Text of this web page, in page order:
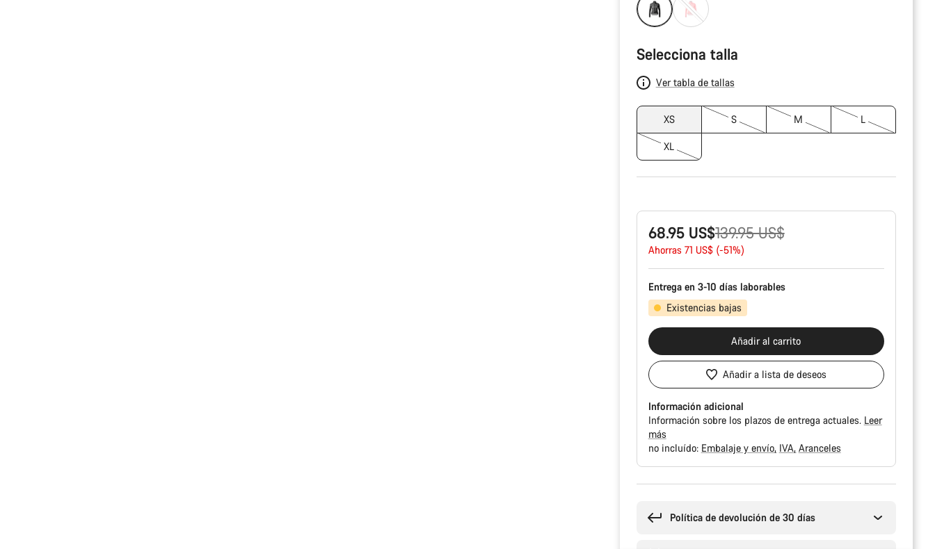
Selecciona talla
Ver tabla de tallas
XS S M L
XL
68.95 US$
Precio
original
139.95 US$
Ahorras 71 US$ (-51%)
Entrega en 3-10 días laborables
Existencias bajas
Añadir al carrito
Añadir a lista de deseos
Información adicional
Información sobre los plazos de entrega actuales. Leer
más
no incluído: Embalaje y envío IVA Aranceles
compra
Política de devolución de 30 días